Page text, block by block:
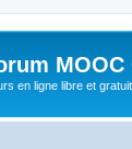
en ligne libre et gratuit